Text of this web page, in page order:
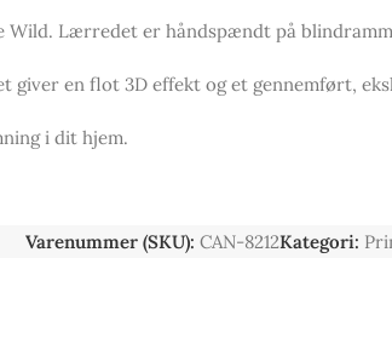
Wild. Lærredet er håndspændt på
en flot 3D effekt og et gennemført,
i dit hjem.
Varenummer (SKU): CAN-8212Kategori: